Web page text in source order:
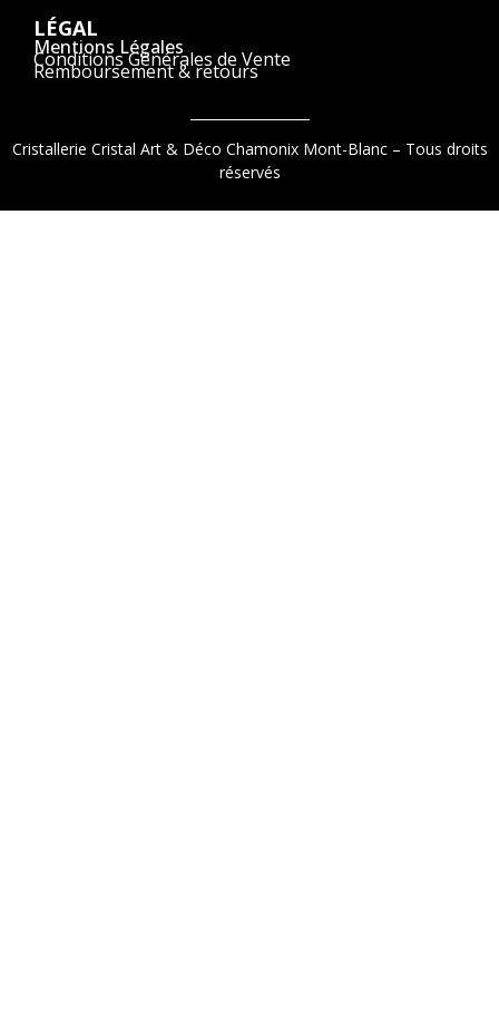
LÉGAL
Mentions Légales
Conditions Générales de Vente
Remboursement & retours
Cristallerie Cristal Art & Déco Chamonix Mont-Blanc – Tous droits
réservés